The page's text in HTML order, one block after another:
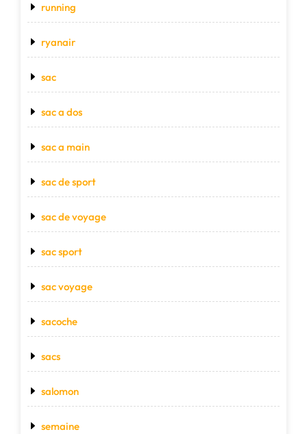
running
ryanair
sac
sac a dos
sac a main
sac de sport
sac de voyage
sac sport
sac voyage
sacoche
sacs
salomon
semaine